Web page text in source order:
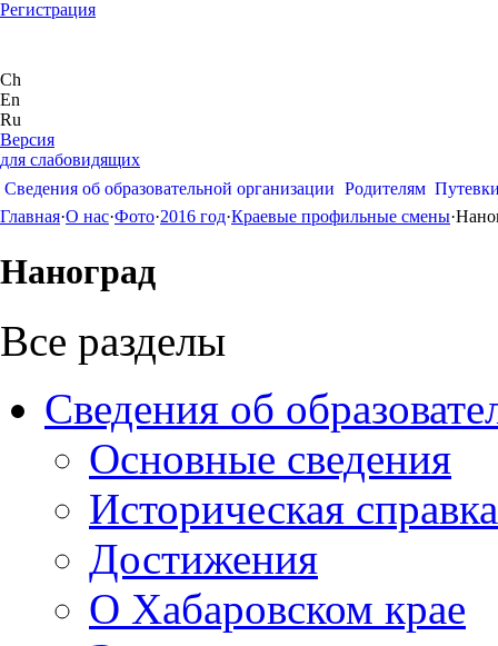
Регистрация
Ch
En
Ru
Версия
для слабовидящих
Сведения об образовательной организации Родителям
Главная·О нас·Фото·2016 год·Краевые профильные смены·
Наноград
Все разделы
Сведения об
Основные сведения
Историческая справка
Достижения
О Хабаровском крае